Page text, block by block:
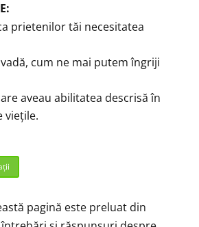
prietenilor tăi necesitatea
cum ne mai putem îngriji
aveau abilitatea descrisă în
viețile.
pagină este preluat din